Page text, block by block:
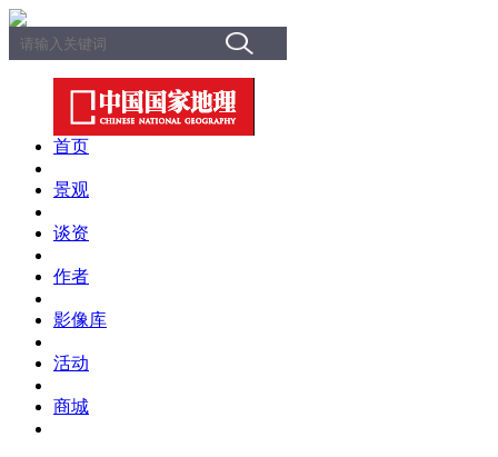
首页
景观
谈资
作者
影像库
活动
商城